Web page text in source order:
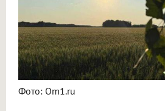
Фото: Om1.ru